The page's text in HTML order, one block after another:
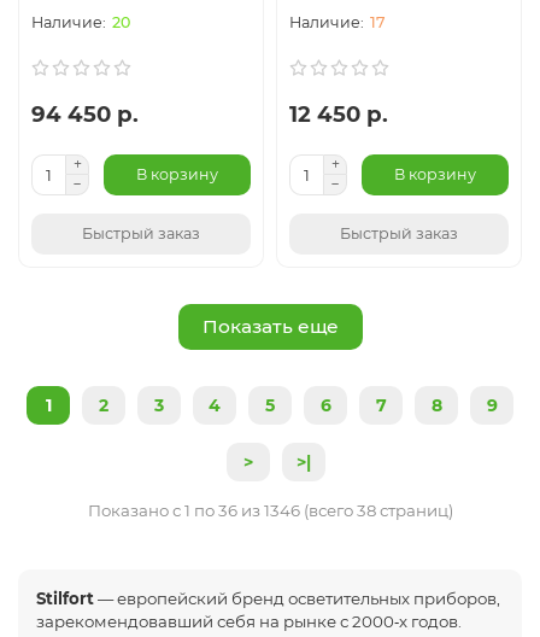
20
94 450 р.
В корзину
Быстрый заказ
17
12 450 р.
В корзину
Быстрый заказ
Показать еще
1 2 3 4 5 6 7 8 9
> >|
Показано с 1 по 36 из 1346 (всего 38 страниц)
Stilfort— европейский бренд осветительных приборов,
зарекомендовавший себя на рынке с 2000‑х годов.